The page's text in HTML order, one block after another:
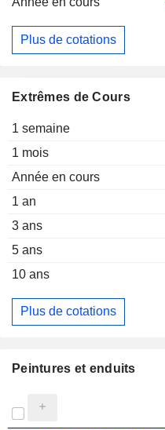
Plus de cotations
Extrêmes de Cours
1 semaine
1 mois
Année en cours
1 an
3 ans
5 ans
10 ans
Plus de cotations
Peintures et enduits